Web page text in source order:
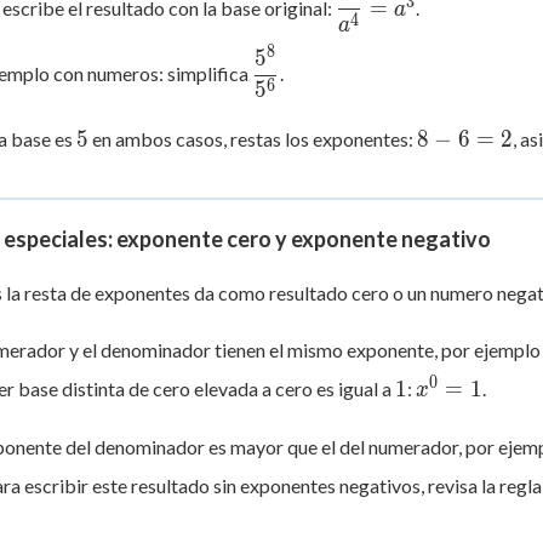
escribe el resultado con la base original:
{a^4} =
a4 = a .
con numeros: simplifica
\dfrac{5^8}
{5^6}
56
58
.
base es
5
5 en ambos casos, restas los exponentes:
8
-
=
2
8 − 6 = 2,
especiales: exponente cero y exponente negativo
la resta de exponentes da como resultado cero o un numero
y el denominador tienen el mismo exponente, por ejemplo
base distinta de cero elevada a cero es igual a 1
1: x^0
x0 = 1.
del denominador es mayor que el del numerador, por
escribir este resultado sin exponentes negativos, revisa la